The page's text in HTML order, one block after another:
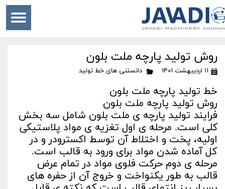
روش تولید پارچه ملت بلون
۱۱ اردیبهشت ۱۴۰۱ دانستنی های خط تولید
خط تولید پارچه ملت بلون
روش تولید پارچه ملت بلون
فرایند تولید پارچه ی ملت بلون شامل سه بخش
کلی است. مرحله ی اول تغزیه ی مواد پلاستیکی
اولیه، پخت و اختلاط آن توسط اکسترودر و در
كل آماده شدن مواد برای ورود به قالب است.
مرحله ی دوم حرکت فلوی مواد در تمام عرض
قالب به طور یکنواخت و خروج آن از حفره های